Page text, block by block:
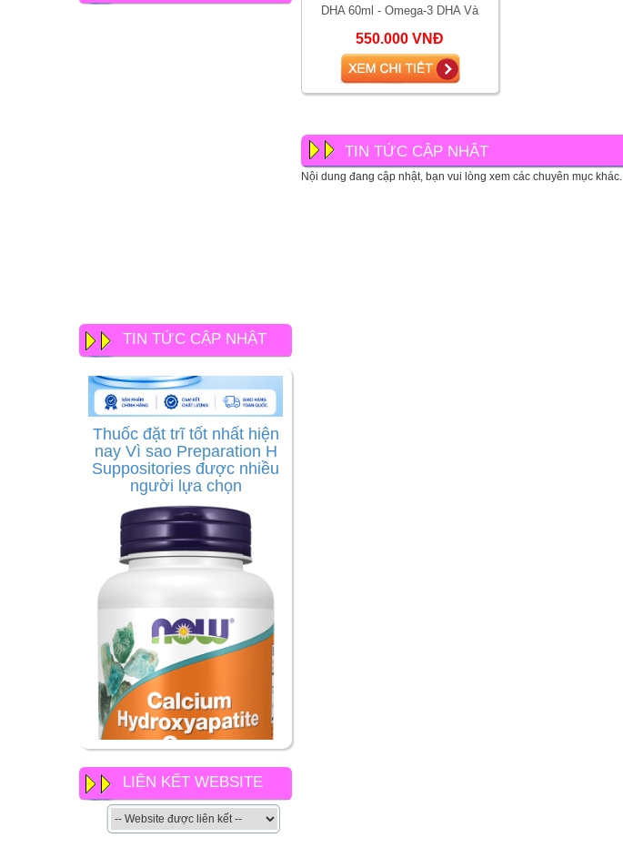
TIN TỨC CẬP NHẬT
Thuốc đặt trĩ tốt nhất hiện
nay Vì sao Preparation H
Suppositories được nhiều
người lựa chọn
LIÊN KẾT WEBSITE
DHA 60ml - Omega-3 DHA Và
Bộ, Thị
550.000 VNĐ
TIN TỨC CẬP NHẬT
Nội dung đang cập nhật, bạn vui lòng xem các chuyên mục khác.